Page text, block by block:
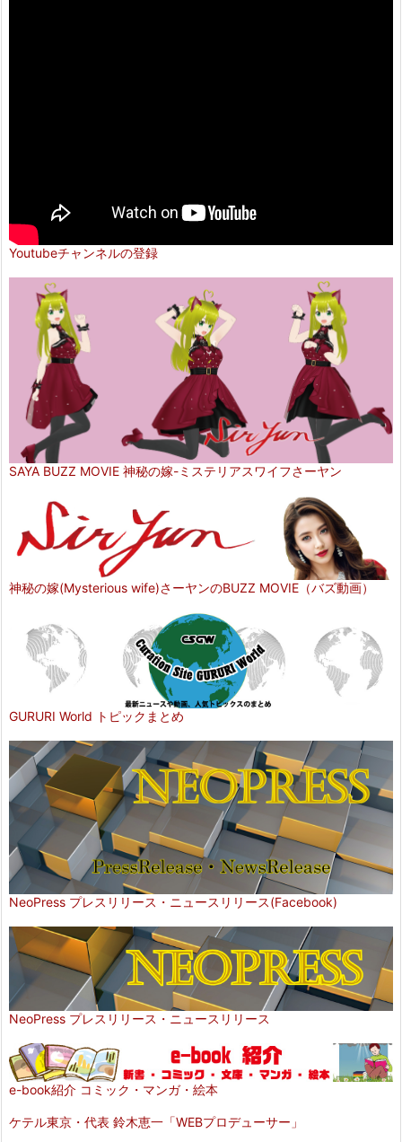
Youtubeチャンネルの登録
SAYA BUZZ MOVIE 神秘の嫁-ミステリアスワイフさーヤン
神秘の嫁(Mysterious wife)さーヤンのBUZZ MOVIE（バズ動画）
GURURI World トピックまとめ
NeoPress プレスリリース・ニュースリリース(Facebook)
NeoPress プレスリリース・ニュースリリース
e-book紹介 コミック・マンガ・絵本
ケテル東京・代表 鈴木恵一「WEBプロデューサー」